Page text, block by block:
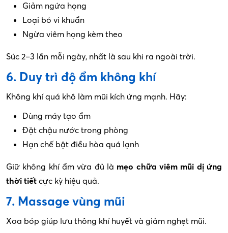
Giảm ngứa họng
Loại bỏ vi khuẩn
Ngừa viêm họng kèm theo
Súc 2–3 lần mỗi ngày, nhất là sau khi ra ngoài trời.
6. Duy trì độ ẩm không khí
Không khí quá khô làm mũi kích ứng mạnh. Hãy:
Dùng máy tạo ẩm
Đặt chậu nước trong phòng
Hạn chế bật điều hòa quá lạnh
Giữ không khí ẩm vừa đủ là mẹo chữa viêm mũi dị ứng
thời tiết cực kỳ hiệu quả.
7. Massage vùng mũi
Xoa bóp giúp lưu thông khí huyết và giảm nghẹt mũi.